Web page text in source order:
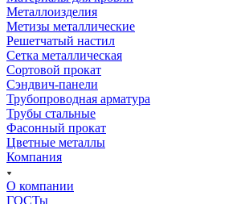
Металлоизделия
Метизы металлические
Решетчатый настил
Сетка металлическая
Сортовой прокат
Сэндвич-панели
Трубопроводная арматура
Трубы стальные
Фасонный прокат
Цветные металлы
Компания
О компании
ГОСТы